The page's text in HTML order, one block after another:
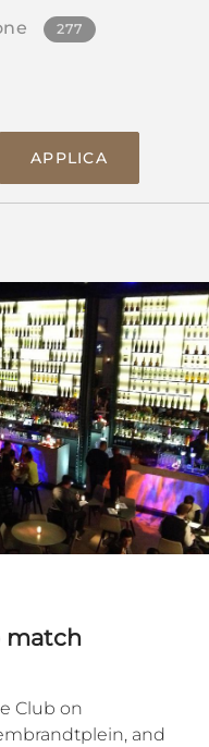
277
APPLICA
match
Club on
and